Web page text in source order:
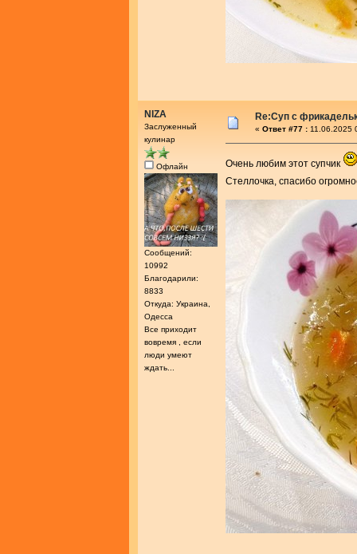
NIZA
Заслуженный
кулинар
Офлайн
Сообщений:
10992
Благодарили:
8833
Откуда: Украина,
Одесса
Все приходит
вовремя , если
люди умеют
ждать...
Re:Суп с
« Ответ #77 : 11.06.2025
Очень любим этот супчик
Стеллочка, спасибо